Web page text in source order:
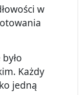
w
Każdy
jedną